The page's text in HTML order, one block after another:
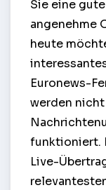
Sie eine
angenehme
heute
Euronews-
werden nicht
funktioniert.
Live-